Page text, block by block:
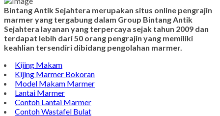
Makam Kuburan
Harga Batu Nisan
Gambar Prasasti
Kerajinan Marmer Tulungagung
Batu Nisan Model Minimalis
Makam Batu Marmer
Pedestal Batu Marmer
Model Pusara Kristen
Model Nisan
TENTANG KAMI